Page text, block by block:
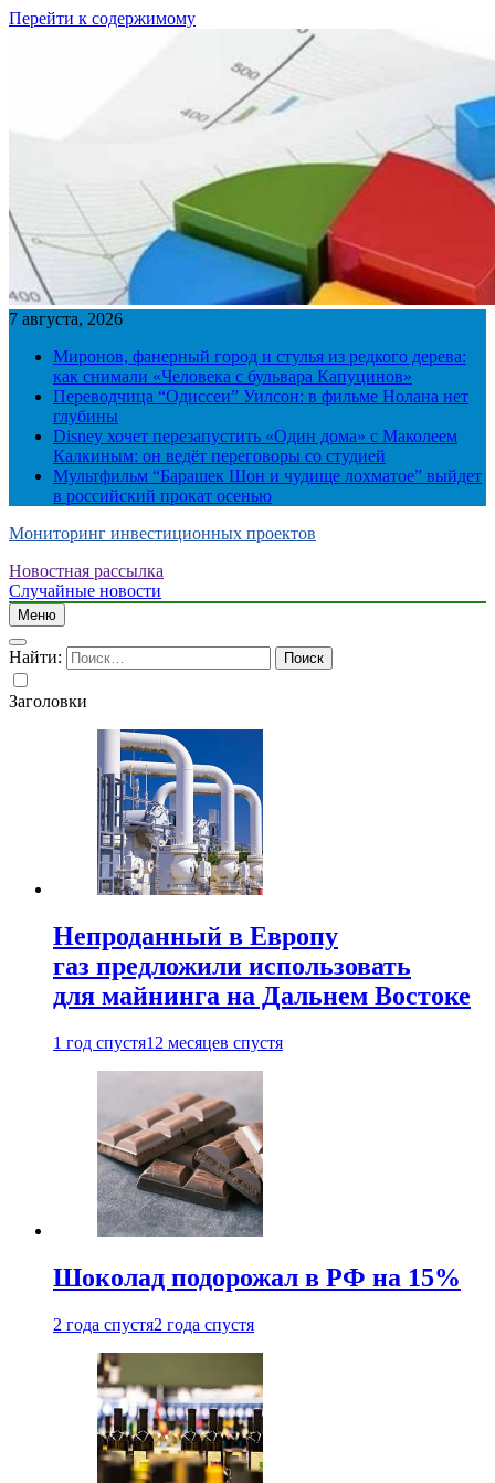
Перейти к содержимому
7 августа, 2026
Миронов, фанерный город и стулья из редкого дерева:
как снимали «Человека с бульвара Капуцинов»
Переводчица “Одиссеи” Уилсон: в фильме Нолана нет
глубины
Disney хочет перезапустить «Один дома» с Маколеем
Калкиным: он ведёт переговоры со студией
Мультфильм “Барашек Шон и чудище лохматое” выйдет
в российский прокат осенью
Мониторинг инвестиционных проектов
Новостная рассылка
Случайные новости
Меню
Найти:
Заголовки
Непроданный в Европу
газ предложили использовать
для майнинга на Дальнем Востоке
1 год спустя12 месяцев спустя
Шоколад подорожал в РФ на 15%
2 года спустя2 года спустя